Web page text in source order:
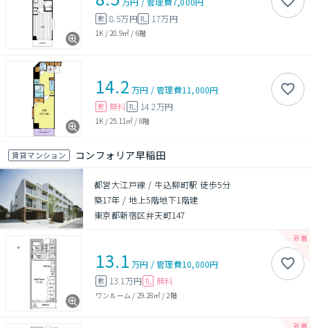
敷 8.5万円礼 17万円
1K / 20.9㎡ / 6階
14.2 万円 /管理費11,000円
敷 無料 礼 14.2万円
1K / 25.11㎡ / 8階
賃貸マンション コンフォリア早稲田
都営大江戸線 / 牛込柳町駅 徒歩5分
築17年 /地上5階地下1階建
東京都新宿区弁天町147
13.1 万円 /管理費10,000円
敷 13.1万円 礼 無料
ワンルーム / 29.28㎡/ 2階